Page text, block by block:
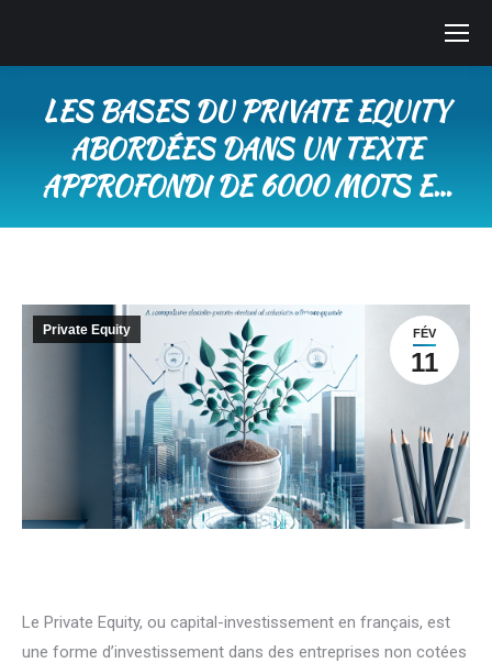
LES BASES DU PRIVATE EQUITY
ABORDÉES DANS UN TEXTE
APPROFONDI DE 6000 MOTS E…
FÉV
11
Private Equity
Le Private Equity, ou capital-investissement en français, est
une forme d’investissement dans des entreprises non cotées